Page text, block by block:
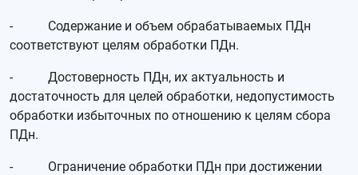
- Содержание и объем обрабатываемых ПДн
соответствуют целям обработки ПДн.
- Достоверность ПДн, их актуальность и
достаточность для целей обработки, недопустимость
обработки избыточных по отношению к целям сбора
ПДн.
- Ограничение обработки ПДн при достижении